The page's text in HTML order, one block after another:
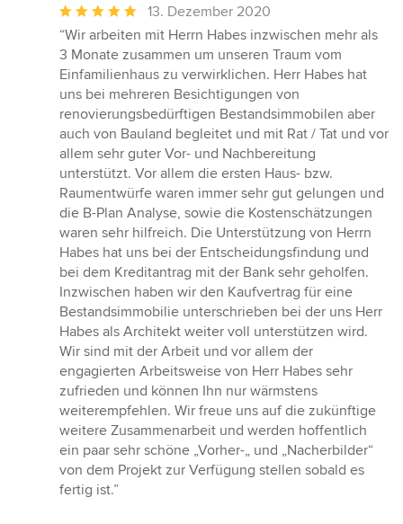
Durchschnittliche
Bewertung:
5
von
5
Sternen
13. Dezember 2020
“Wir arbeiten mit Herrn Habes inzwischen mehr als
3 Monate zusammen um unseren Traum vom
Einfamilienhaus zu verwirklichen. Herr Habes hat
uns bei mehreren Besichtigungen von
renovierungsbedürftigen Bestandsimmobilen aber
auch von Bauland begleitet und mit Rat / Tat und vor
allem sehr guter Vor- und Nachbereitung
unterstützt. Vor allem die ersten Haus- bzw.
Raumentwürfe waren immer sehr gut gelungen und
die B-Plan Analyse, sowie die Kostenschätzungen
waren sehr hilfreich. Die Unterstützung von Herrn
Habes hat uns bei der Entscheidungsfindung und
bei dem Kreditantrag mit der Bank sehr geholfen.
Inzwischen haben wir den Kaufvertrag für eine
Bestandsimmobilie unterschrieben bei der uns Herr
Habes als Architekt weiter voll unterstützen wird.
Wir sind mit der Arbeit und vor allem der
engagierten Arbeitsweise von Herr Habes sehr
zufrieden und können Ihn nur wärmstens
weiterempfehlen. Wir freue uns auf die zukünftige
weitere Zusammenarbeit und werden hoffentlich
ein paar sehr schöne „Vorher-„ und „Nacherbilder“
von dem Projekt zur Verfügung stellen sobald es
fertig ist.”